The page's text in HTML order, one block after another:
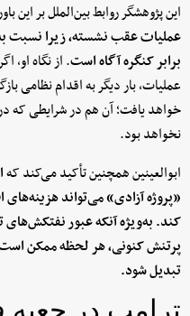
این پژوهشگر روابط بین‌الملل بر این
عملیات عقب نشسته، زیرا نسبت
برابر کنگره آگاه است. از نگاه او،
عملیات، بار دیگر به اقدام نظامی
خواهد یافت؛ آن هم در شرایطی که
نخواهد بود.
ابوالعینین همچنین تأکید می‌کند که
«پروژه آزادی» می‌تواند
کند. به‌ویژه آنکه عبور
پرتنش کنونی، هر لحظه ممکن است
تبدیل شود.